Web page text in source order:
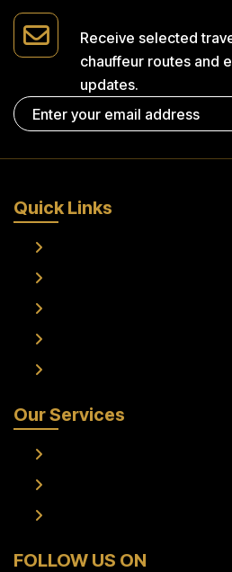
Receive selected
chauffeur routes and
updates.
Quick Links
Our Services
FOLLOW US ON